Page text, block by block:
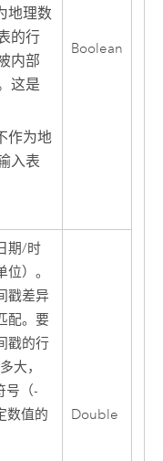
地理数
的行
内部
这是
作为地
入表
Boolean
期/时
）。
戳差异
配。要
戳的行
大，
号（-
数值的
Double